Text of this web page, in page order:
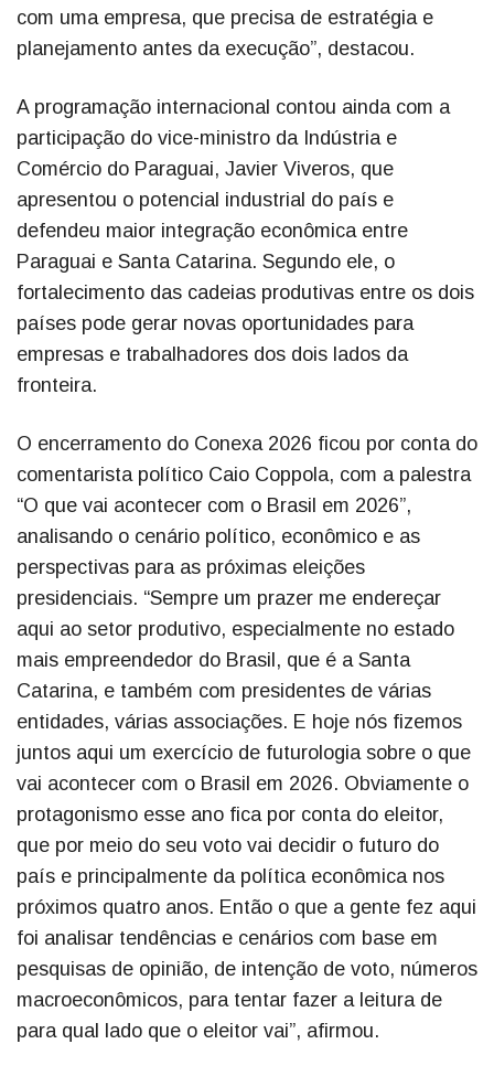
com uma empresa, que precisa de estratégia e
planejamento antes da execução”, destacou.
A programação internacional contou ainda com a
participação do vice-ministro da Indústria e
Comércio do Paraguai, Javier Viveros, que
apresentou o potencial industrial do país e
defendeu maior integração econômica entre
Paraguai e Santa Catarina. Segundo ele, o
fortalecimento das cadeias produtivas entre os dois
países pode gerar novas oportunidades para
empresas e trabalhadores dos dois lados da
fronteira.
O encerramento do Conexa 2026 ficou por conta do
comentarista político Caio Coppola, com a palestra
“O que vai acontecer com o Brasil em 2026”,
analisando o cenário político, econômico e as
perspectivas para as próximas eleições
presidenciais. “Sempre um prazer me endereçar
aqui ao setor produtivo, especialmente no estado
mais empreendedor do Brasil, que é a Santa
Catarina, e também com presidentes de várias
entidades, várias associações. E hoje nós fizemos
juntos aqui um exercício de futurologia sobre o que
vai acontecer com o Brasil em 2026. Obviamente o
protagonismo esse ano fica por conta do eleitor,
que por meio do seu voto vai decidir o futuro do
país e principalmente da política econômica nos
próximos quatro anos. Então o que a gente fez aqui
foi analisar tendências e cenários com base em
pesquisas de opinião, de intenção de voto, números
macroeconômicos, para tentar fazer a leitura de
para qual lado que o eleitor vai”, afirmou.